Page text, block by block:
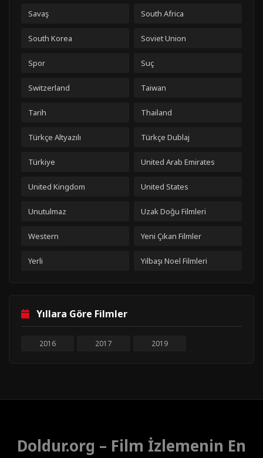
Savaş South Africa
South Korea Soviet Union
Spor Suç
Switzerland Taiwan
Tarih Thailand
Türkçe Altyazılı Türkçe Dublaj
Türkiye United Arab Emirates
United Kingdom United States
Unutulmaz Uzak Doğu Filmleri
Western Yeni Çıkan Filmler
Yerli Yılbaşı Noel Filmleri
Yıllara Göre Filmler
2016 2017 2019
Doldur.org – Film İzlemenin En